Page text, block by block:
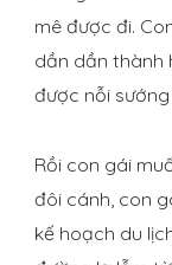
mê được đi.
dần dần thành
được nỗi
Rồi con gái
đôi cánh, con
kế hoạch du